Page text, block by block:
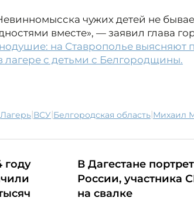
чужих детей не
вместе», — заявил глава
на Ставрополье выясняют
лагере с детьми с Белгородщины.
лагерь| ВСУ| Белгородская область| Михаил
году
В Дагестане
России, участника
на свалке